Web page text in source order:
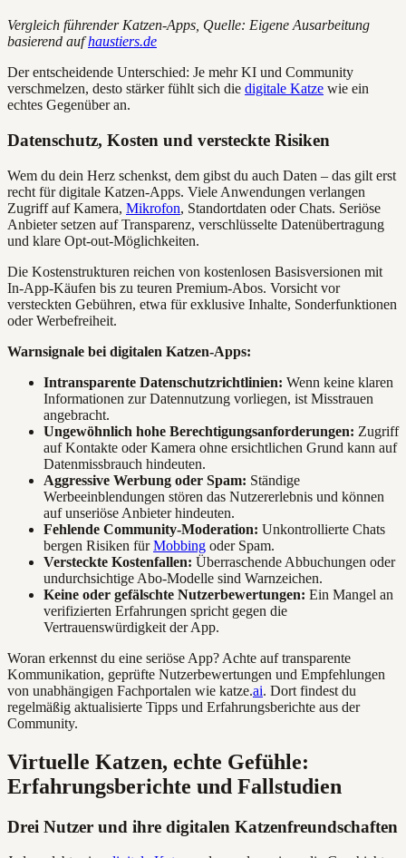
Vergleich führender Katzen-Apps, Quelle: Eigene Ausarbeitung
basierend aufhaustiers.de
Der entscheidende Unterschied: Je mehr KI und Community
verschmelzen, desto stärker fühlt sich die digitale Katze wie ein
echtes Gegenüber an.
Datenschutz, Kosten und versteckte Risiken
Wem du dein Herz schenkst, dem gibst du auch Daten – das gilt erst
recht für digitale Katzen-Apps. Viele Anwendungen verlangen
Zugriff auf Kamera, Mikrofon, Standortdaten oder Chats. Seriöse
Anbieter setzen auf Transparenz, verschlüsselte Datenübertragung
und klare Opt-out-Möglichkeiten.
Die Kostenstrukturen reichen von kostenlosen Basisversionen mit
In-App-Käufen bis zu teuren Premium-Abos. Vorsicht vor
versteckten Gebühren, etwa für exklusive Inhalte, Sonderfunktionen
oder Werbefreiheit.
Warnsignale bei digitalen Katzen-Apps:
Intransparente Datenschutzrichtlinien: Wenn keine klaren
Informationen zur Datennutzung vorliegen, ist Misstrauen
angebracht.
Ungewöhnlich hohe Berechtigungsanforderungen: Zugriff
auf Kontakte oder Kamera ohne ersichtlichen Grund kann auf
Datenmissbrauch hindeuten.
Aggressive Werbung oder Spam: Ständige
Werbeeinblendungen stören das Nutzererlebnis und können
auf unseriöse Anbieter hindeuten.
Fehlende Community-Moderation: Unkontrollierte Chats
bergen Risiken fürMobbing oder Spam.
Versteckte Kostenfallen: Überraschende Abbuchungen oder
undurchsichtige Abo-Modelle sind Warnzeichen.
Keine oder gefälschte Nutzerbewertungen: Ein Mangel an
verifizierten Erfahrungen spricht gegen die
Vertrauenswürdigkeit der App.
Woran erkennst du eine seriöse App? Achte auf transparente
Kommunikation, geprüfte Nutzerbewertungen und Empfehlungen
von unabhängigen Fachportalen wie katze.ai. Dort findest du
regelmäßig aktualisierte Tipps und Erfahrungsberichte aus der
Community.
Virtuelle Katzen, echte Gefühle:
Erfahrungsberichte und Fallstudien
Drei Nutzer und ihre digitalen Katzenfreundschaften